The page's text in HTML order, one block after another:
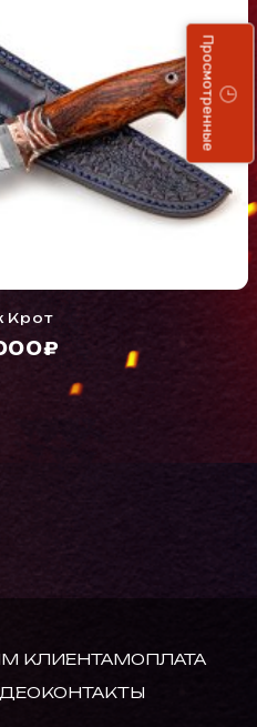
Крот
КЛИЕНТАМОПЛАТА
КОНТАКТЫ
Просмотренные